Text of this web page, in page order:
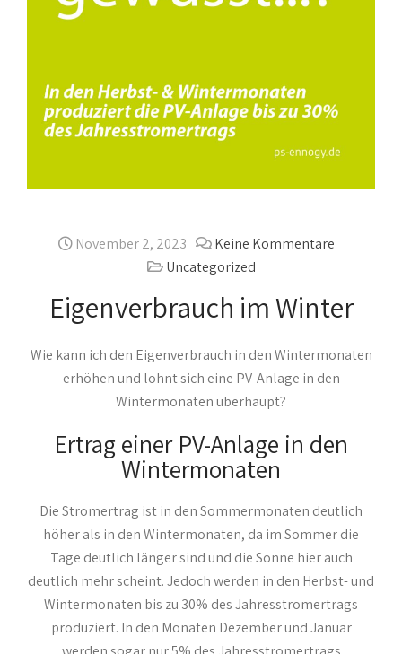
November 2, 2023
Keine Kommentare
Uncategorized
Eigenverbrauch im Winter
Wie kann ich den Eigenverbrauch in den Wintermonaten
erhöhen und lohnt sich eine PV-Anlage in den
Wintermonaten überhaupt?
Ertrag einer PV-Anlage in den
Wintermonaten
Die Stromertrag ist in den Sommermonaten deutlich
höher als in den Wintermonaten, da im Sommer die
Tage deutlich länger sind und die Sonne hier auch
deutlich mehr scheint. Jedoch werden in den Herbst- und
Wintermonaten bis zu 30% des Jahresstromertrags
produziert. In den Monaten Dezember und Januar